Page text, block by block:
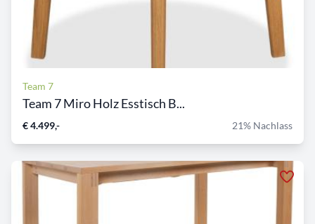
Team 7
Team 7 Miro Holz Esstisch B...
€ 4.499,- 21% Nachlass